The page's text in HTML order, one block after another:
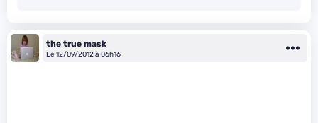
the true mask
Le 12/09/2012 à 06h16